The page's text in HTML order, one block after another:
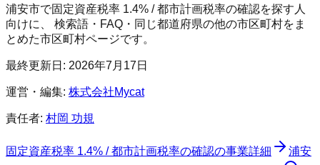
浦安市で固定資産税率 1.4% / 都市計画税率の確認を探す人
向けに、 検索語・FAQ・同じ都道府県の他の市区町村をま
とめた市区町村ページです。
最終更新日: 2026年7月17日
運営・編集: 株式会社Mycat
責任者: 村岡 功規
固定資産税率 1.4% / 都市計画税率の確認の事業詳細
浦安